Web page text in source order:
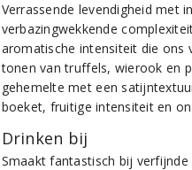
Verrassende levendigheid met
verbazingwekkende
aromatische intensiteit die ons
tonen van truffels, wierook en
gehemelte met een
boeket, fruitige intensiteit en
Drinken bij
Smaakt fantastisch bij